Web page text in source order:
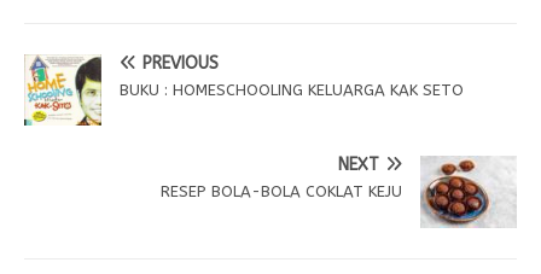
PREVIOUS
BUKU : HOMESCHOOLING KELUARGA KAK SETO
NEXT
RESEP BOLA-BOLA COKLAT KEJU